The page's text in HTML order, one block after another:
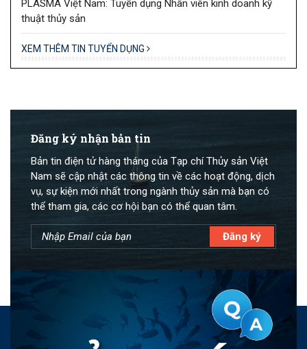
PLASMA Việt Nam: Tuyển dụng Nhân viên kinh doanh kỹ
thuật thủy sản
XEM THÊM TIN TUYỂN DỤNG
Đăng ký nhận bản tin
Bản tin điện tử hàng tháng của Tạp chí Thủy sản Việt
Nam sẽ cập nhật các thông tin về các hoạt động, dịch
vụ, sự kiện mới nhất trong ngành thủy sản mà bạn có
thể tham gia, các cơ hội bạn có thể quan tâm.